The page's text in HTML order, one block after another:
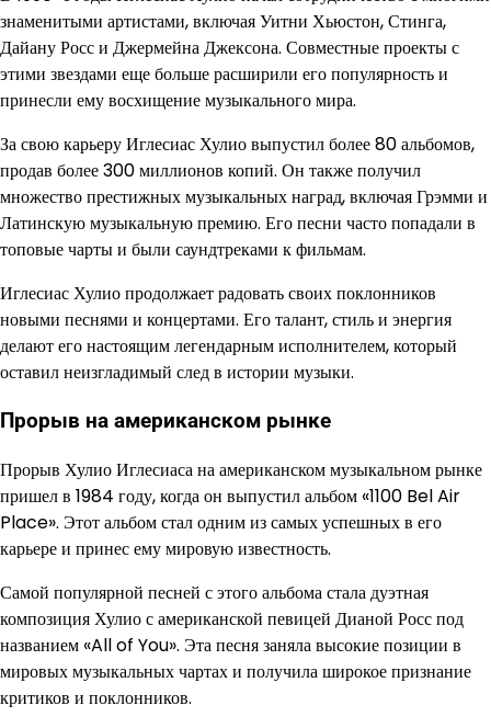
знаменитыми артистами, включая Уитни Хьюстон, Стинга,
Дайану Росс и Джермейна Джексона. Совместные проекты с
этими звездами еще больше расширили его популярность и
принесли ему восхищение музыкального мира.
За свою карьеру Иглесиас Хулио выпустил более 80 альбомов,
продав более 300 миллионов копий. Он также получил
множество престижных музыкальных наград, включая Грэмми и
Латинскую музыкальную премию. Его песни часто попадали в
топовые чарты и были саундтреками к фильмам.
Иглесиас Хулио продолжает радовать своих поклонников
новыми песнями и концертами. Его талант, стиль и энергия
делают его настоящим легендарным исполнителем, который
оставил неизгладимый след в истории музыки.
Прорыв на американском рынке
Прорыв Хулио Иглесиаса на американском музыкальном рынке
пришел в 1984 году, когда он выпустил альбом «1100 Bel Air
Place». Этот альбом стал одним из самых успешных в его
карьере и принес ему мировую известность.
Самой популярной песней с этого альбома стала дуэтная
композиция Хулио с американской певицей Дианой Росс под
названием «All of You». Эта песня заняла высокие позиции в
мировых музыкальных чартах и получила широкое признание
критиков и поклонников.